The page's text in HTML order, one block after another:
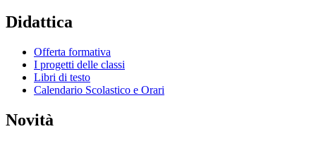
Didattica
Offerta formativa
I progetti delle classi
Libri di testo
Calendario Scolastico e Orari
Novità